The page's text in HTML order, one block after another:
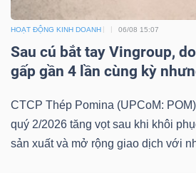
HOẠT ĐỘNG KINH DOANH 06/08 15:07
Sau cú bắt tay Vingroup,
gấp gần 4 lần cùng kỳ
CTCP Thép Pomina (UPCoM:
quý 2/2026 tăng vọt sau khi khôi
sản xuất và mở rộng giao dịch với